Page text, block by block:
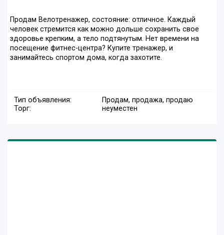
Продам Велотренажер, состояние: отличное. Каждый
человек стремится как можно дольше сохранить свое
здоровье крепким, а тело подтянутым. Нет времени на
посещение фитнес-центра? Купите тренажер, и
занимайтесь спортом дома, когда захотите.
Тип объявления:
Продам, продажа, продаю
Торг:
неуместен